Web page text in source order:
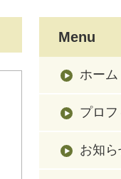
Menu
ホーム
プロ
お知ら